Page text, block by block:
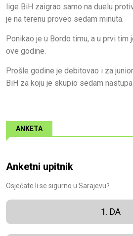
lige BiH zaigrao samo na duelu
je na terenu proveo sedam minuta.
Ponikao je u Bordo timu, a u prvi tim
ove godine.
Prošle godine je debitovao i za
BiH za koju je skupio sedam nastupa.
ANKETA
Anketni upitnik
Osjećate li se sigurno u Sarajevu?
1. DA